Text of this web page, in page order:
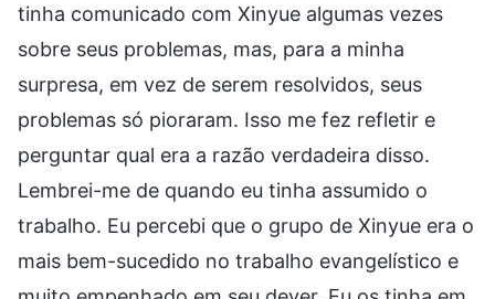
tinha comunicado com Xinyue algumas vezes
sobre seus problemas, mas, para a minha
surpresa, em vez de serem resolvidos, seus
problemas só pioraram. Isso me fez refletir e
perguntar qual era a razão verdadeira disso.
Lembrei-me de quando eu tinha assumido o
trabalho. Eu percebi que o grupo de Xinyue era o
mais bem-sucedido no trabalho evangelístico e